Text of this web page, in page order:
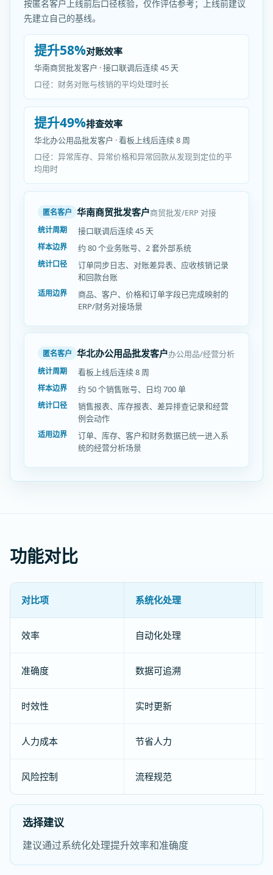
按匿名客户上线前后口径核验，仅作评估参考；上线前建议
先建立自己的基线。
提升58%对账效率
华南商贸批发客户 · 接口联调后连续 45 天
口径：财务对账与核销的平均处理时长
提升49%排查效率
华北办公用品批发客户 · 看板上线后连续 8 周
口径：异常库存、异常价格和异常回款从发现到定位的平
均用时
匿名客户 华南商贸批发客户商贸批发/ERP 对接
统计周期 接口联调后连续 45 天
样本边界 约 80 个业务账号、2 套外部系统
统计口径
订单同步日志、对账差异表、应收核销记录
和回款台账
适用边界
商品、客户、价格和订单字段已完成映射的
ERP/财务对接场景
匿名客户 华北办公用品批发客户办公用品/经营分析
统计周期 看板上线后连续 8 周
样本边界 约 50 个销售账号、日均 700 单
统计口径
销售报表、库存报表、差异排查记录和经营
例会动作
适用边界
订单、库存、客户和财务数据已统一进入系
统的经营分析场景
功能对比
对比项 系统化处理
效率 自动化处理
准确度 数据可追溯
时效性 实时更新
人力成本 节省人力
风险控制 流程规范
选择建议
建议通过系统化处理提升效率和准确度